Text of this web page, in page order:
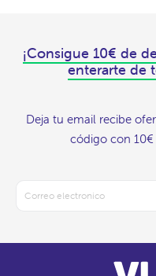
¡Consigue 10€ de
enterarte de
Deja tu email recibe
código con